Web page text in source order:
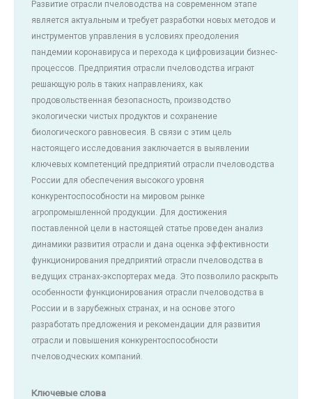
Развитие отрасли пчеловодства на современном этапе
является актуальным и требует разработки новых методов и
инструментов управления в условиях преодоления
пандемии коронавируса и перехода к цифровизации бизнес-
процессов. Предприятия отрасли пчеловодства играют
решающую роль в таких направлениях, как
продовольственная безопасность, производство
экологически чистых продуктов и сохранение
биологического равновесия. В связи с этим цель
настоящего исследования заключается в выявлении
ключевых компетенций предприятий отрасли пчеловодства
России для обеспечения высокого уровня
конкурентоспособности на мировом рынке
агропромышленной продукции. Для достижения
поставленной цели в настоящей статье проведен анализ
динамики развития отрасли и дана оценка эффективности
функционирования предприятий отрасли пчеловодства в
ведущих странах-экспортерах меда. Это позволило раскрыть
особенности функционирования отрасли пчеловодства в
России и в зарубежных странах, и на основе этого
разработать предложения и рекомендации для развития
отрасли и повышения конкурентоспособности
пчеловодческих компаний.
Ключевые слова